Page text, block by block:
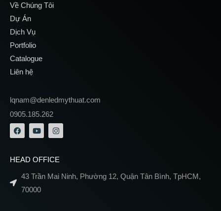
Về Chúng Tôi
Dự Án
Dịch Vụ
Portfolio
Catalogue
Liên hệ
lqnam@denledmythuat.com
0905.185.262
HEAD OFFICE
43 Trần Mai Ninh, Phường 12, Quận Tân Bình, TpHCM,
70000